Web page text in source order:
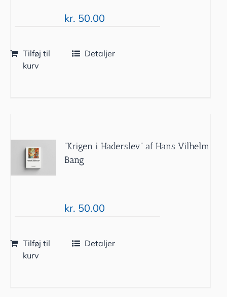
kr. 50.00
Tilføj til
kurv
Detaljer
“Krigen i Haderslev” af Hans Vilhelm
Bang
kr. 50.00
Tilføj til
kurv
Detaljer